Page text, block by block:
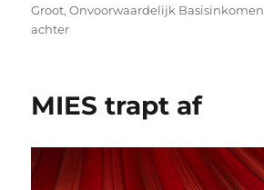
Groot,Onvoorwaardelijk Basisinkomen
achterop
inleiders
Tongeren
en
MIES trapt af